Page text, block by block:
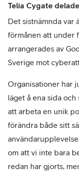
Telia Cygate
Det sistnämnda var
förmånen att under
arrangerades av
Sverige mot
Organisationer har
läget å ena sida
att arbeta en unik
förändra både sitt
om att vi inte bara
redan har gjorts,